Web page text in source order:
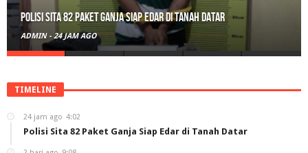
Polisi Sita 82 Paket Ganja Siap Edar di Tanah Datar
ADMIN - 24 JAM AGO
TIMELINE
24 jam ago 4:02
Polisi Sita 82 Paket Ganja Siap Edar di Tanah Datar